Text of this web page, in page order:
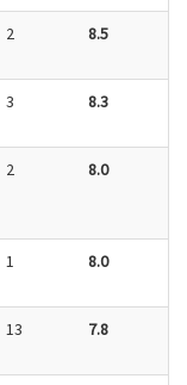
2 8.5
3 8.3
2 8.0
1 8.0
13 7.8